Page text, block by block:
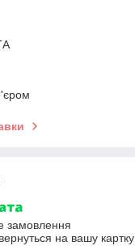
замовлення
на вашу картку